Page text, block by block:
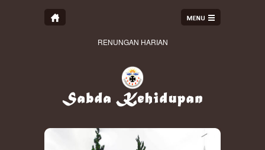
RENUNGAN HARIAN